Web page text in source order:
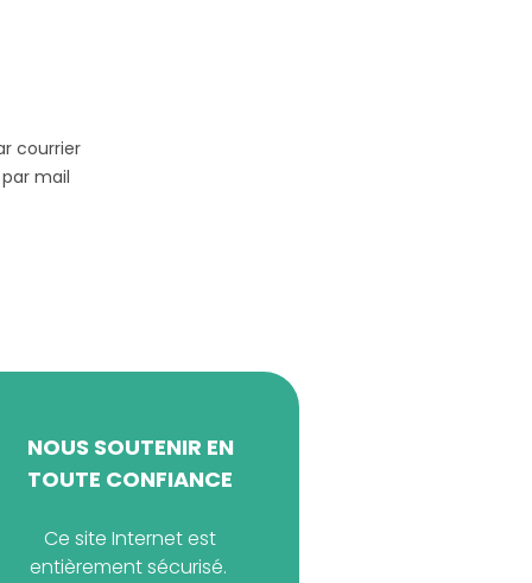
courrier
mail
NOUS SOUTENIR EN
TOUTE CONFIANCE
Ce site Internet est
entièrement sécurisé.